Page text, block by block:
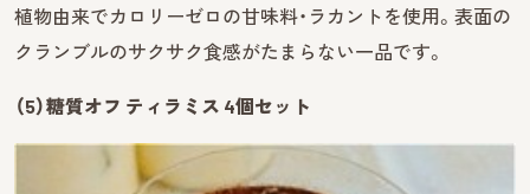
植物由来でカロリーゼロの甘味料・ラカントを使用。表面の
クランブルのサクサク食感がたまらない一品です。
（5）糖質オフ ティラミス 4個セット